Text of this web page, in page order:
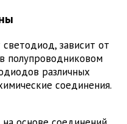
зависит от
полупроводниковом
различных
соединения.